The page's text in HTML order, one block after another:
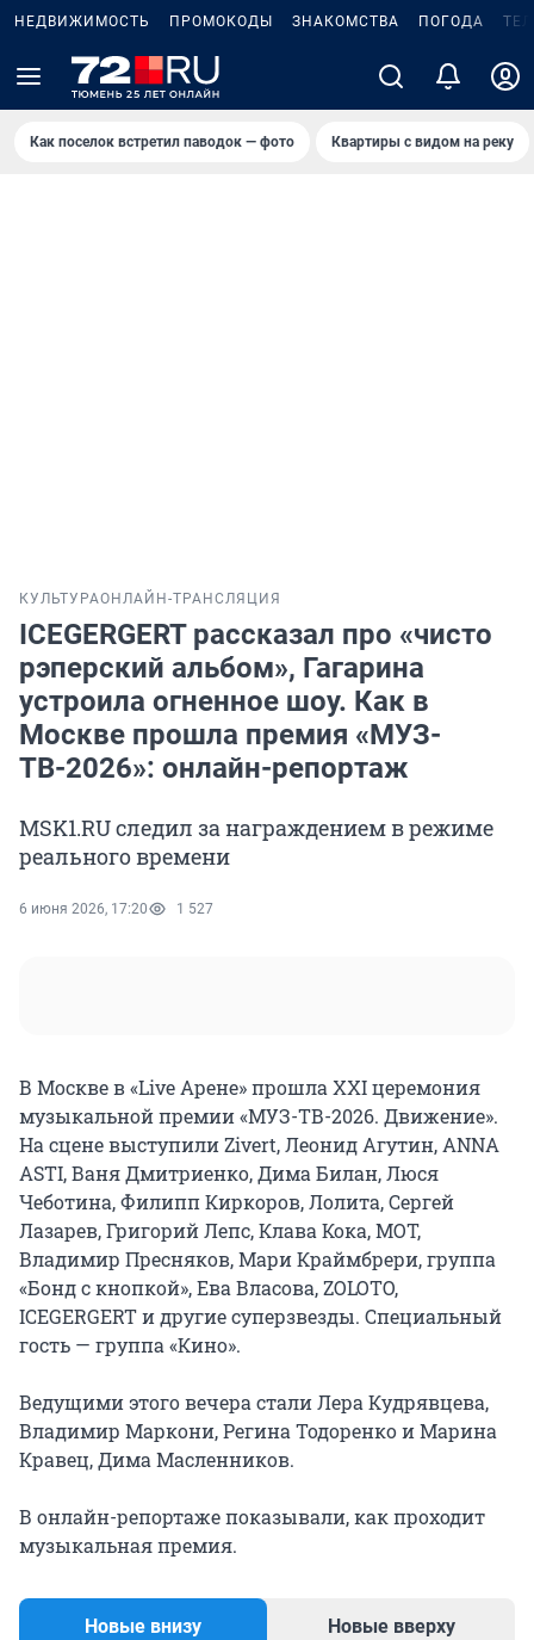
НЕДВИЖИМОСТЬ ПРОМОКОДЫ ЗНАКОМСТВА ПОГОДА
Как поселок встретил паводок — фото Квартиры с видом на реку
КУЛЬТУРАОНЛАЙН-ТРАНСЛЯЦИЯ
ICEGERGERT рассказал про «чисто
рэперский альбом», Гагарина
устроила огненное шоу. Как в
Москве прошла премия «МУЗ-
ТВ-2026»: онлайн-репортаж
MSK1.RU следил за награждением в режиме
реального времени
6 июня 2026, 17:20 1 527
В Москве в «Live Арене» прошла ХXI церемония
музыкальной премии «МУЗ-ТВ-2026. Движение».
На сцене выступили Zivert, Леонид Агутин, ANNA
ASTI, Ваня Дмитриенко, Дима Билан, Люся
Чеботина, Филипп Киркоров, Лолита, Сергей
Лазарев, Григорий Лепс, Клава Кока, МОТ,
Владимир Пресняков, Мари Краймбрери, группа
«Бонд с кнопкой», Ева Власова, ZOLOTO,
ICEGERGERT и другие суперзвезды. Специальный
гость — группа «Кино».
Ведущими этого вечера стали Лера Кудрявцева,
Владимир Маркони, Регина Тодоренко и Марина
Кравец, Дима Масленников.
В онлайн-репортаже показывали, как проходит
музыкальная премия.
Новые внизу Новые вверху